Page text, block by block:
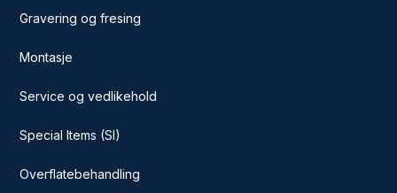
Gravering og fresing
Montasje
Service og vedlikehold
Special Items (SI)
Overflatebehandling